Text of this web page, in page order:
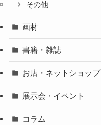
その他
画材
書籍・雑誌
お店・ネットショップ
展示会・イベント
コラム